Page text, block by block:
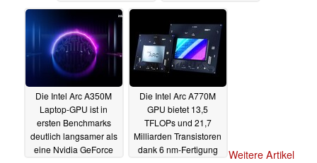
04.04.2022 04.04.2022
Die Intel Arc A350M
Laptop-GPU ist in
ersten Benchmarks
deutlich langsamer als
eine Nvidia GeForce
Die Intel Arc A770M
GPU bietet 13,5
TFLOPs und 21,7
Milliarden Transistoren
dank 6 nm-Fertigung
Weitere Artikel